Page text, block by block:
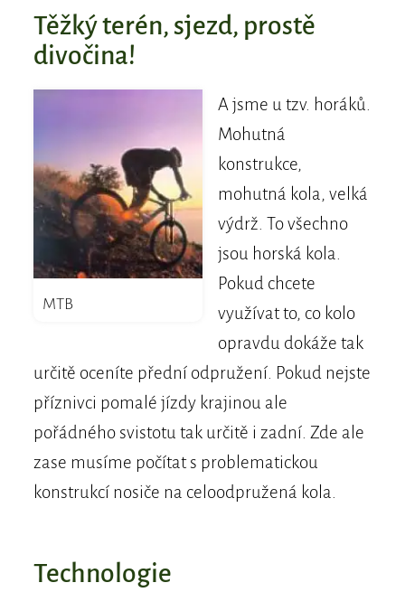
Těžký terén, sjezd, prostě
divočina!
MTB
A jsme u tzv. horáků.
Mohutná
konstrukce,
mohutná kola, velká
výdrž. To všechno
jsou horská kola.
Pokud chcete
využívat to, co kolo
opravdu dokáže tak
určitě oceníte přední odpružení. Pokud nejste
příznivci pomalé jízdy krajinou ale
pořádného svistotu tak určitě i zadní. Zde ale
zase musíme počítat s problematickou
konstrukcí nosiče na celoodpružená kola.
Technologie